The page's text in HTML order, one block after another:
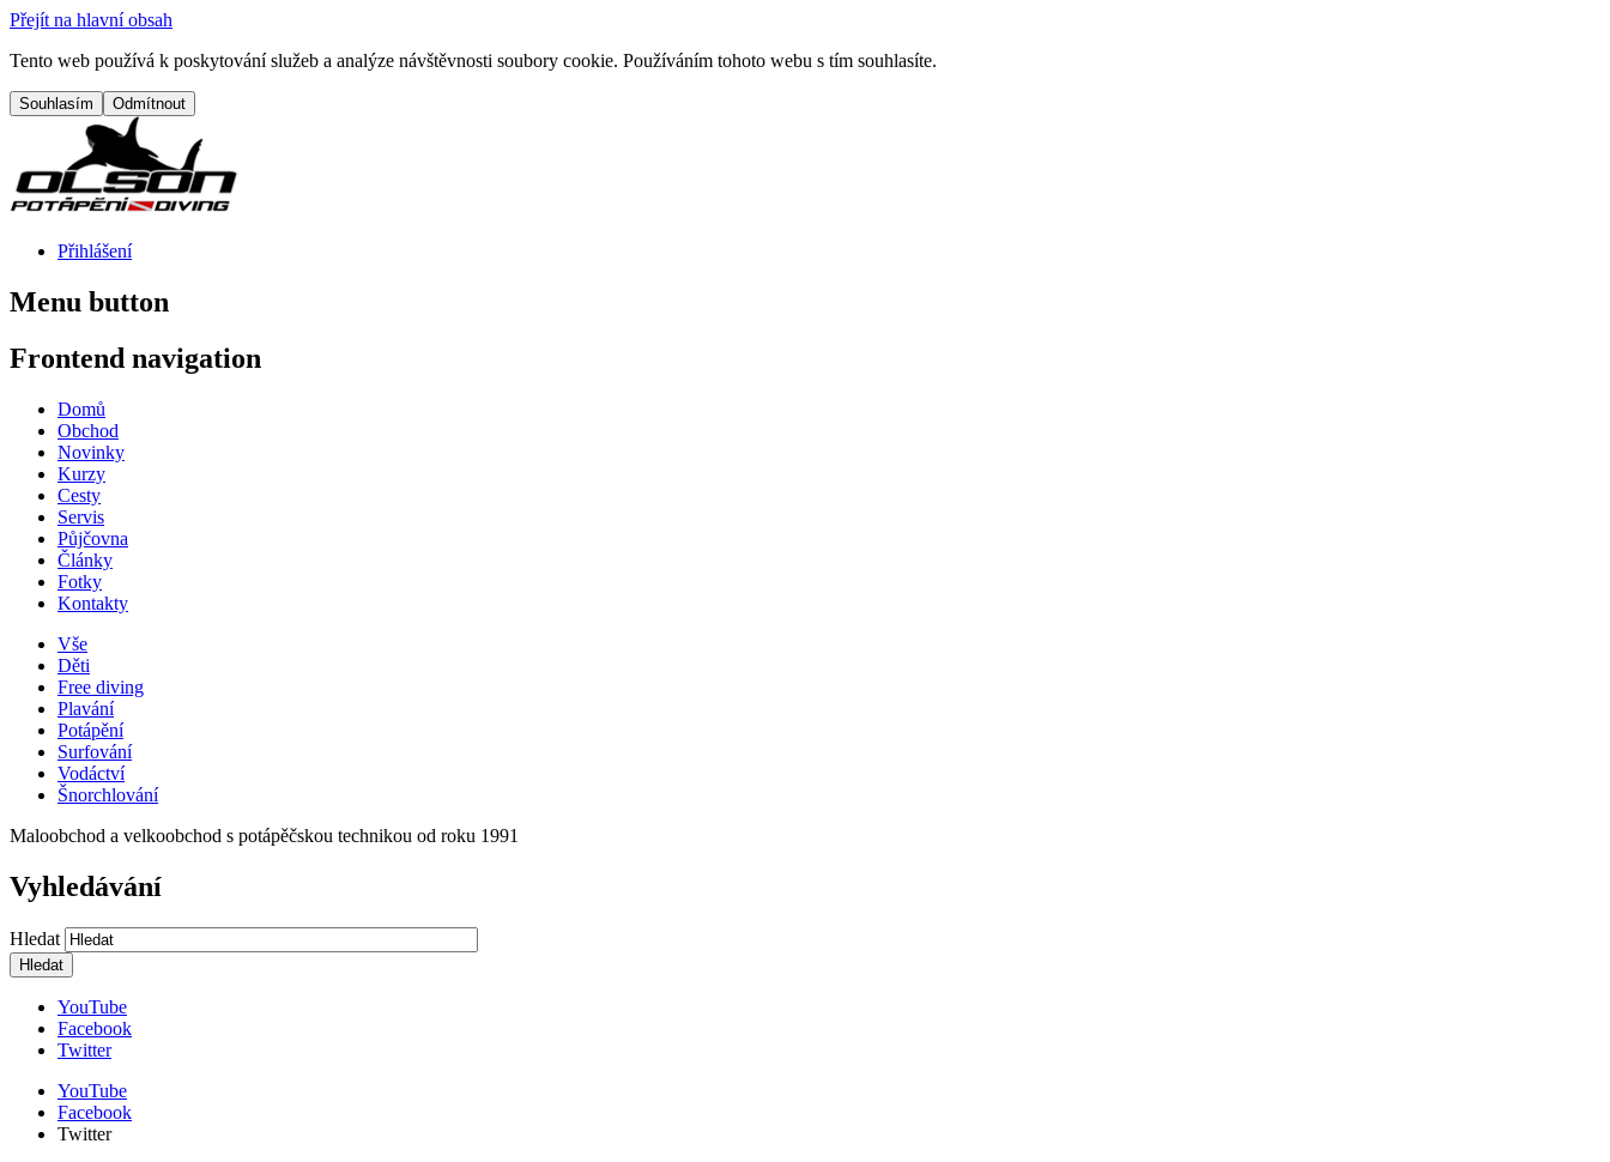
Přejít na hlavní obsah
Tento web používá k poskytování služeb a analýze návštěvnosti soubory cookie. Používáním tohoto webu s tím souhlasíte.
Přihlášení
Menu button
Frontend navigation
Domů
Obchod
Novinky
Kurzy
Cesty
Servis
Půjčovna
Články
Fotky
Kontakty
Vše
Děti
Free diving
Plavání
Potápění
Surfování
Vodáctví
Šnorchlování
Maloobchod a velkoobchod s potápěčskou technikou od roku 1991
Vyhledávání
Hledat
YouTube
Facebook
Twitter
YouTube
Facebook
Twitter